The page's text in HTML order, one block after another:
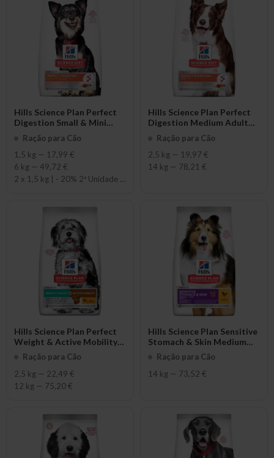
Hills Science Plan Perfect
Digestion Small & Mini
Adult with Chicken
Ração para Cão
1,5 kg — 17,99 €
6 kg — 49,72 €
2 x 1,5 kg | - 20% 2ª Unidade
Hills Science Plan Perfect
Digestion Medium Adult
with Chicken
Ração para Cão
2,5 kg — 19,97 €
14 kg — 78,21 €
Hills Science Plan Perfect
Weight & Active Mobility
Medium Adult with
Chicken
Ração para Cão
2,5 kg — 22,49 €
12 kg — 75,20 €
Hills Science Plan Sensitive
Stomach & Skin Medium
Adult with Chicken
Ração para Cão
14 kg — 73,52 €